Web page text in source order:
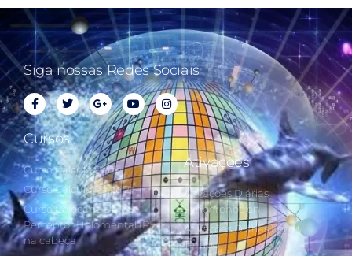
Siga nossas Redes Sociais
Cursos
Curso Cálculo Parte 1
Curso Cálculo Parte 2
Curso Colocando o
Perceptor Holomental (PH)
na cabeça
Ativações
Ativações Diárias
Synchronotron
Ativações Diárias Lei do
Tempo